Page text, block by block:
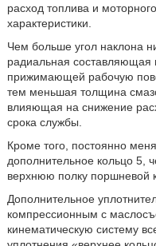
расход топлива и
характеристики.
Чем больше угол наклона
радиальная составляющая
прижимающей рабочую
тем меньшая толщина
влияющая на снижение
срока службы.
Кроме того, постоянно
дополнительное кольцо 5,
верхнюю полку поршневой
Дополнительное
компрессионным с
кинематическую систему